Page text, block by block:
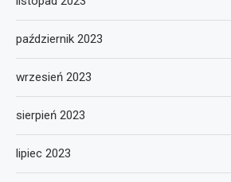
październik 2023
wrzesień 2023
sierpień 2023
lipiec 2023